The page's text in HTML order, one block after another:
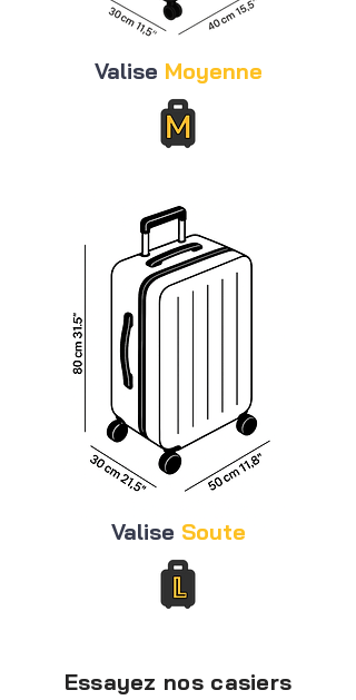
Valise Moyenne
Valise Soute
Essayez nos casiers